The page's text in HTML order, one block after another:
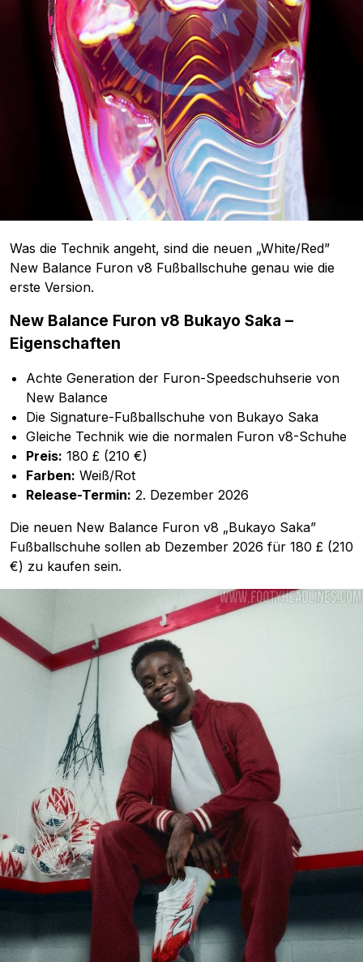
Was die Technik angeht, sind die neuen „White/Red”
New Balance Furon v8 Fußballschuhe genau wie die
erste Version.
New Balance Furon v8 Bukayo Saka –
Eigenschaften
Achte Generation der Furon-Speedschuhserie von
New Balance
Die Signature-Fußballschuhe von Bukayo Saka
Gleiche Technik wie die normalen Furon v8-Schuhe
Preis: 180 £ (210 €)
Farben: Weiß/Rot
Release-Termin: 2. Dezember 2026
Die neuen New Balance Furon v8 „Bukayo Saka”
Fußballschuhe sollen ab Dezember 2026 für 180 £ (210
€) zu kaufen sein.